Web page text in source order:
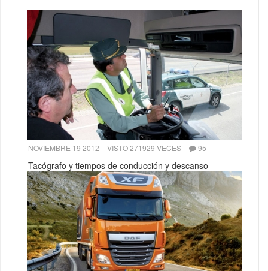
NOVIEMBRE 19 2012 VISTO 271929 VECES 95
Tacógrafo y tiempos de conducción y descanso